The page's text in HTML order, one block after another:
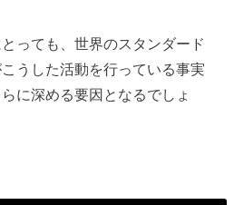
っても、世界のスタンダード
うした活動を行っている事実
に深める要因となるでしょ